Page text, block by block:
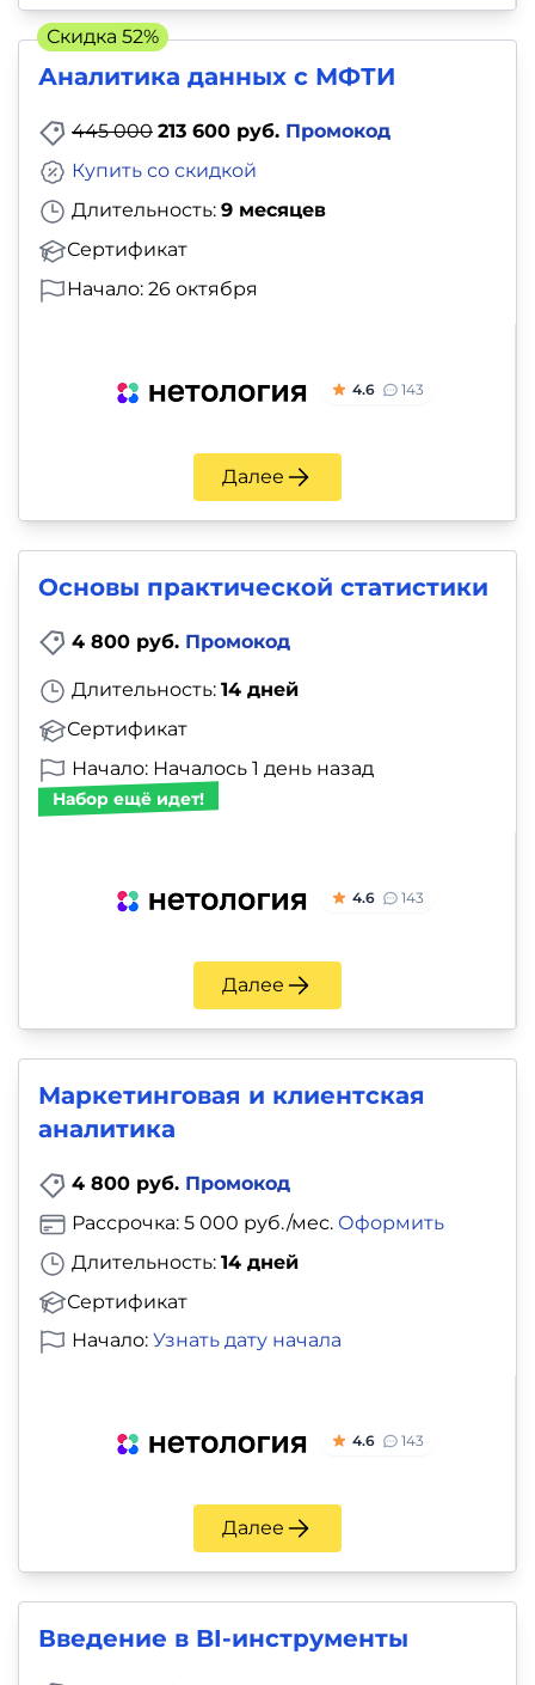
Аналитика данных c МФТИ
445 000 213 600 руб. Промокод
Длительность: 9 месяцев
Сертификат
Купить со скидкой
Начало: 26 октября
4.6 143
Далее
Скидка 52%
Основы практической статистики
4 800 руб. Промокод
Длительность: 14 дней
Сертификат
Начало: Началось 1 день назад
Набор ещё идет!
4.6 143
Далее
Маркетинговая и клиентская
аналитика
4 800 руб. Промокод
Длительность: 14 дней
Сертификат
Рассрочка: 5 000 руб./мес. Оформить
Начало: Узнать дату начала
4.6 143
Далее
Введение в BI-инструменты